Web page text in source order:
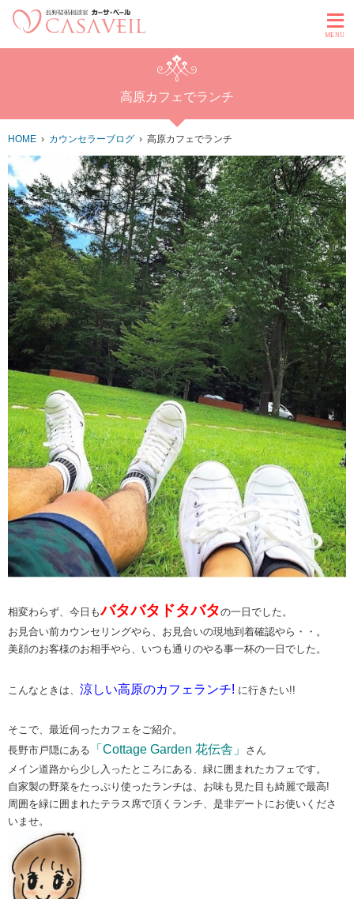
MENU
高原カフェでランチ
HOME カウンセラーブログ 高原カフェでランチ
相変わらず、今日もバタバタドタバタの一日でした。
お見合い前カウンセリングやら、お見合いの現地到着確認やら・・。
美顔のお客様のお相手やら、いつも通りのやる事一杯の一日でした。
こんなときは、 涼しい高原のカフェランチ! に行きたい!!
そこで、最近伺ったカフェをご紹介。
長野市戸隠にある
「Cottage Garden 花伝舎」
さん
メイン道路から少し入ったところにある、緑に囲まれたカフェです。
自家製の野菜をたっぷり使ったランチは、お味も見た目も綺麗で最高!
周囲を緑に囲まれたテラス席で頂くランチ、是非デートにお使いくださ
いませ。